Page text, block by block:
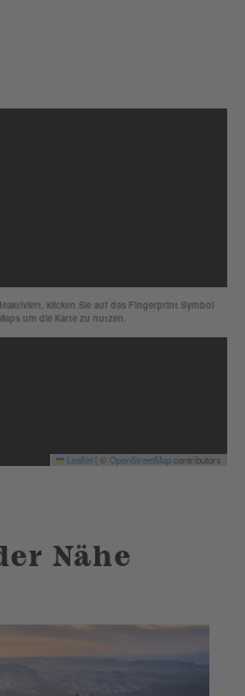
klicken Sie auf das Fingerprint Symbol
um die Karte zu nutzen.
Leaflet OpenStreetMapcontributors
Nähe